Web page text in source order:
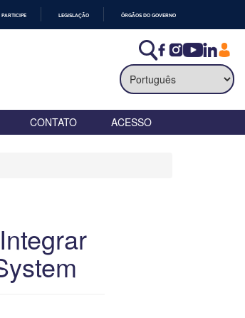
PARTICIPE LEGISLAÇÃO ÓRGÃOS DO GOVERNO
CONTATO ACESSO